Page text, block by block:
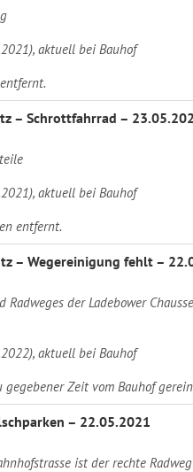
aktuell bei Bauhof
– Schrottfahrrad –
aktuell bei Bauhof
entfernt.
– Wegereinigung fehlt –
Radweges der Ladebower
aktuell bei Bauhof
gegebener Zeit vom Bauhof
– 22.05.2021
ist der rechte